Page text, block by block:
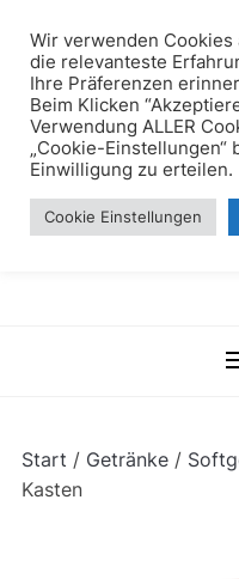
Start / Getränke/
Kasten
Wir verwenden Cookies
die relevanteste
Ihre Präferenzen
Beim Klicken
Verwendung ALLER
„Cookie-
Einwilligung zu erteilen.
Cookie Einstellungen